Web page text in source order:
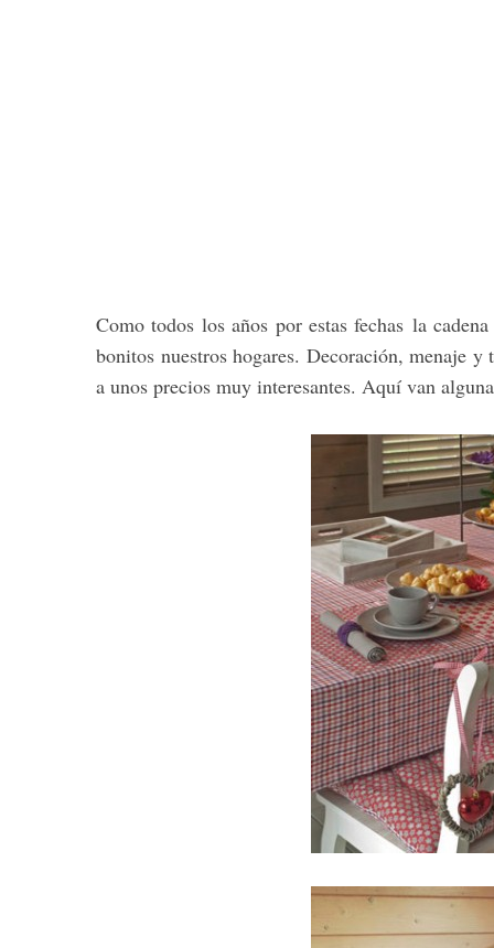
Como todos los años por estas fechas la cadena
bonitos nuestros hogares. Decoración, menaje
a unos precios muy interesantes. Aquí van